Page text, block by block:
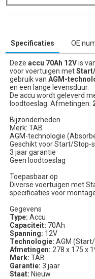
Specificaties OE
Deze accu 70Ah 12Vis
voor voertuigen met
gebruik van AGM-
en een lange levensduur.
De accu wordt geleverd
loodtoeslag. Afmetingen:
Bijzonderheden
Merk: TAB
AGM-technologie
Geschikt voor Start/Stop-
3 jaar garantie
Geen loodtoeslag
Toepasbaar op
Diverse voertuigen met
specificaties voor
Gegevens
Type: Accu
Capaciteit: 70Ah
Spanning: 12V
Technologie: AGM
Afmetingen: 278 x 175 x
Merk: TAB
Garantie: 3 jaar
Staat: Nieuw